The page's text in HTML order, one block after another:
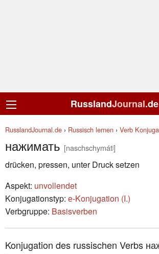
RusslandJournal.de
RusslandJournal.de › Russisch lernen › Verb
нажимать [naschschymátʲ]
drücken, pressen, unter Druck setzen
Aspekt: unvollendet
Konjugationstyp: е-Konjugation (I.)
Verbgruppe: Basisverben
Konjugation des russischen Verbs